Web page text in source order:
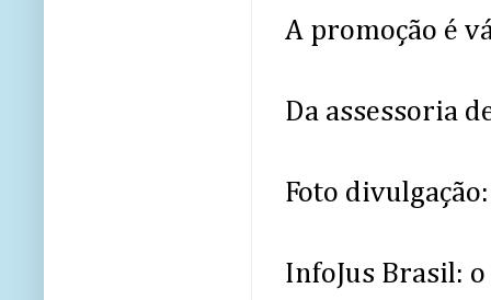
A promoção é
Da assessoria
Foto
InfoJus Brasil: